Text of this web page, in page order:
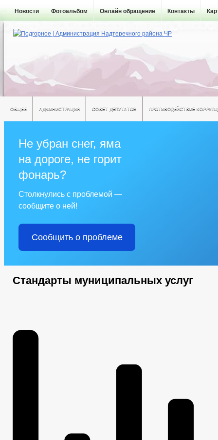
Новости Фотоальбом Онлайн обращение Контакты
ОБЩЕЕ АДМИНИСТРАЦИЯ СОВЕТ ДЕПУТАТОВ ПРОТИВОДЕЙСТВИЕ
Не убран снег, яма
на дороге, не горит
фонарь?
Столкнулись с проблемой —
сообщите о ней!
Сообщить о проблеме
Стандарты муниципальных услуг